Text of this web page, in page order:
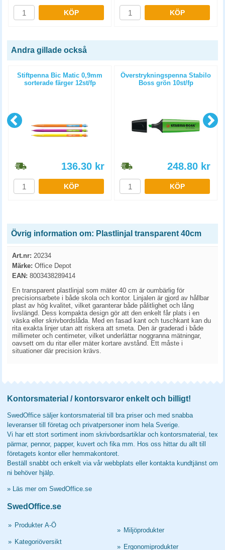
KÖP KÖP
Andra gillade också
Stiftpenna Bic Matic 0,9mm
sorterade färger 12st/fp
136.30 kr
KÖP
Överstrykningspenna Stabilo
Boss grön 10st/fp
248.80 kr
KÖP
Övrig information om: Plastlinjal transparent 40cm
Art.nr: 20234
Märke: Office Depot
EAN: 8003438289414
En transparent plastlinjal som mäter 40 cm är oumbärlig för
precisionsarbete i både skola och kontor. Linjalen är gjord av hållbar
plast av hög kvalitet, vilket garanterar både pålitlighet och lång
livslängd. Dess kompakta design gör att den enkelt får plats i en
väska eller skrivbordslåda. Med en fasad kant och tuschkant kan du
rita exakta linjer utan att riskera att smeta. Den är graderad i både
millimeter och centimeter, vilket underlättar noggranna mätningar,
oavsett om du ritar eller mäter kortare avstånd. Ett måste i
situationer där precision krävs.
Kontorsmaterial / kontorsvaror enkelt och billigt!
SwedOffice säljer kontorsmaterial till bra priser och med snabba
leveranser till företag och privatpersoner inom hela Sverige.
Vi har ett stort sortiment inom skrivbordsartiklar och kontorsmaterial, tex
pärmar, pennor, papper, kuvert och fika mm. Hos oss hittar du allt till
företagets kontor eller hemmakontoret.
Beställ snabbt och enkelt via vår webbplats eller kontakta kundtjänst om
ni behöver hjälp.
» Läs mer om SwedOffice.se
SwedOffice.se
» Produkter A-Ö
» Kategoriöversikt
» Miljöprodukter
» Ergonomiprodukter